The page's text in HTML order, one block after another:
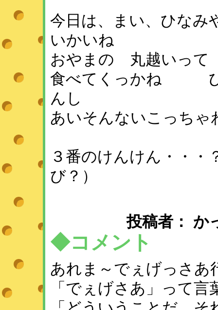
今日は、まい、ひな
いかいね
おやまの 丸越いっ
食べてくっかね
んし
あいそんないこっち
３番のけんけん・・・
び？）
投稿者： か
◆コメント
あれま～でぇげっさあ
「でぇげさあ」って